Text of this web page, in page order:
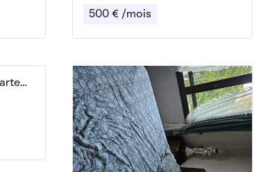
500 € /mois
Chambres dans bel appartement Montpellier